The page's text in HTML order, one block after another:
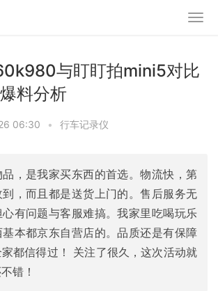
与盯盯拍mini5对比
料分析
06:30 • 行车记录仪
，是我家买东西的首选。物流快，第
，而且都是送货上门的。售后服务无
有问题与客服难搞。我家里吃喝玩乐
本都京东自营店的。品质还是有保障
都信得过！ 关注了很久，这次活动就
错！